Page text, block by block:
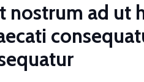
nostrum ad ut